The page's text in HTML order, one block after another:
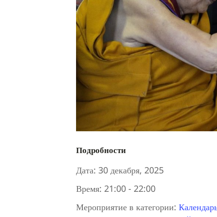
Подробности
Дата: 30 декабря, 2025
Время: 21:00 - 22:00
Мероприятие в категории: